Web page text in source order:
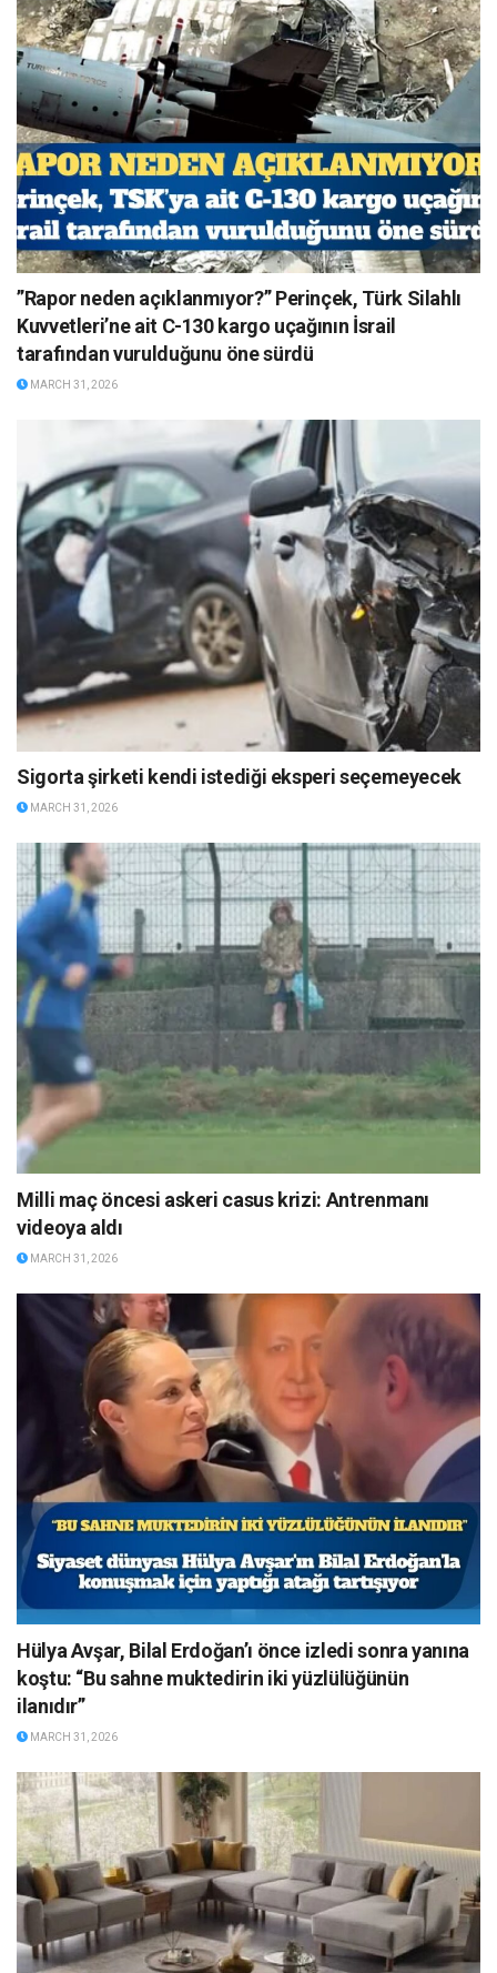
”Rapor neden açıklanmıyor?” Perinçek, Türk Silahlı
Kuvvetleri’ne ait C-130 kargo uçağının İsrail
tarafından vurulduğunu öne sürdü
MARCH 31, 2026
Sigorta şirketi kendi istediği eksperi seçemeyecek
MARCH 31, 2026
Milli maç öncesi askeri casus krizi: Antrenmanı
videoya aldı
MARCH 31, 2026
Hülya Avşar, Bilal Erdoğan’ı önce izledi sonra yanına
koştu: “Bu sahne muktedirin iki yüzlülüğünün
ilanıdır”
MARCH 31, 2026